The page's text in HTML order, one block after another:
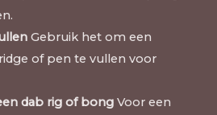
Gebruik het om een
of pen te vullen voor
dab rig of bongVoor een